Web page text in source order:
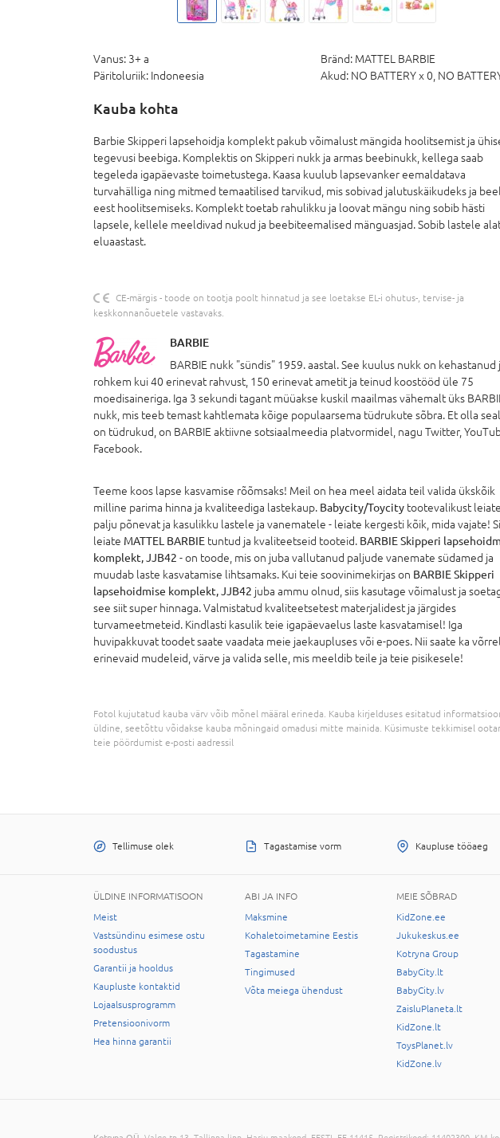
Vanus: 3+ a Bränd: MATTEL BARBIE
Päritoluriik: Indoneesia Akud: NO BATTERY x 0, NO
Kauba kohta
Barbie Skipperi lapsehoidja komplekt pakub võimalust mängida hoolitsemist ja
tegevusi beebiga. Komplektis on Skipperi nukk ja armas beebinukk, kellega saab
tegeleda igapäevaste toimetustega. Kaasa kuulub lapsevanker eemaldatava
turvahälliga ning mitmed temaatilised tarvikud, mis sobivad jalutuskäikudeks ja
eest hoolitsemiseks. Komplekt toetab rahulikku ja loovat mängu ning sobib hästi
lapsele, kellele meeldivad nukud ja beebiteemalised mänguasjad. Sobib lastele
eluaastast.
CE-märgis - toode on tootja poolt hinnatud ja see loetakse EL-i ohutus-, tervise- ja
keskkonnanõuetele vastavaks.
BARBIE
BARBIE nukk "sündis" 1959. aastal. See kuulus nukk on kehastanud
rohkem kui 40 erinevat rahvust, 150 erinevat ametit ja teinud koostööd üle 75
moedisaineriga. Iga 3 sekundi tagant müüakse kuskil maailmas vähemalt üks
nukk, mis teeb temast kahtlemata kõige populaarsema tüdrukute sõbra. Et olla
on tüdrukud, on BARBIE aktiivne sotsiaalmeedia platvormidel, nagu Twitter,
Facebook.
Teeme koos lapse kasvamise rõõmsaks! Meil on hea meel aidata teil valida ükskõik
milline parima hinna ja kvaliteediga lastekaup. Babycity/Toycity tootevalikust leiate
palju põnevat ja kasulikku lastele ja vanematele - leiate kergesti kõik, mida vajate!
leiate MATTEL BARBIE tuntud ja kvaliteetseid tooteid. BARBIE Skipperi
komplekt, JJB42 - on toode, mis on juba vallutanud paljude vanemate südamed ja
muudab laste kasvatamise lihtsamaks. Kui teie soovinimekirjas on BARBIE Skipperi
lapsehoidmise komplekt, JJB42 juba ammu olnud, siis kasutage võimalust ja
see siit super hinnaga. Valmistatud kvaliteetsetest materjalidest ja järgides
turvameetmeteid. Kindlasti kasulik teie igapäevaelus laste kasvatamisel! Iga
huvipakkuvat toodet saate vaadata meie jaekaupluses või e-poes. Nii saate ka
erinevaid mudeleid, värve ja valida selle, mis meeldib teile ja teie pisikesele!
Fotol kujutatud kauba värv võib mõnel määral erineda. Kauba kirjelduses esitatud
üldine, seetõttu võidakse kauba mõningaid omadusi mitte mainida. Küsimuste tekkimisel
teie pöördumist e-posti aadressil
Tellimuse olek Tagastamise vorm Kaupluse tööaeg
ÜLDINE INFORMATISOON
Meist
Vastsündinu esimese ostu
soodustus
Garantii ja hooldus
Kaupluste kontaktid
Lojaalsusprogramm
Pretensioonivorm
Hea hinna garantii
ABI JA INFO
Maksmine
Kohaletoimetamine Eestis
Tagastamine
Tingimused
Võta meiega ühendust
MEIE SÕBRAD
KidZone.ee
Jukukeskus.ee
Kotryna Group
BabyCity.lt
BabyCity.lv
ZaisluPlaneta.lt
KidZone.lt
ToysPlanet.lv
KidZone.lv